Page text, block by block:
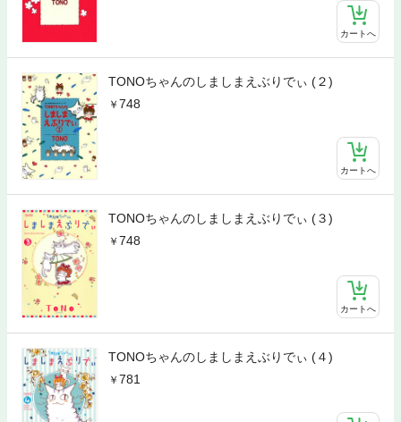
カートへ
TONOちゃんのしましまえぶりでぃ (２)
748
カートへ
TONOちゃんのしましまえぶりでぃ (３)
748
カートへ
TONOちゃんのしましまえぶりでぃ (４)
781